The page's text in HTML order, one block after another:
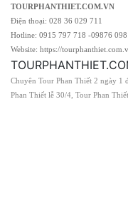
TOURPHANTHIET.COM.VN
Điện thoại: 028 36 029 711
Hotline: 0915 797 718 -09876
Website: https://
Chuyên Tour Phan Thiết 2 ngày 1
Phan Thiết lễ 30/4, Tour Phan